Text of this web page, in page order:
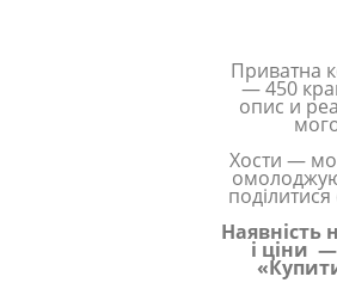
Приватна
— 450
опис и
Хости —
Наявність
і ціни —